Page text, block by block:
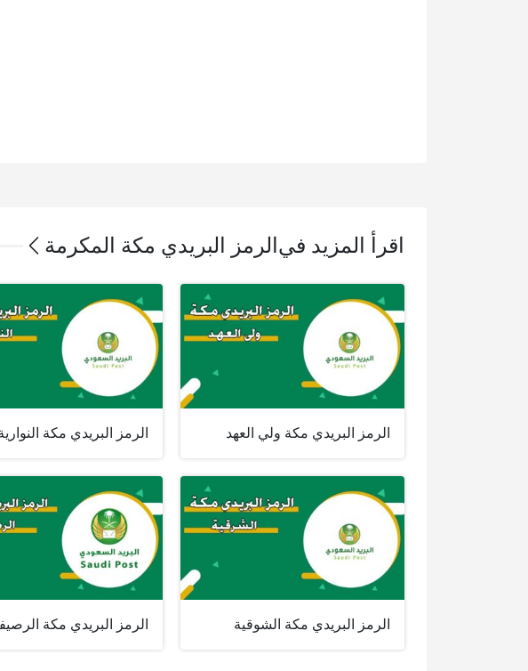
اقرأ المزيد في الرمز البريدي مكة المكرمة
الرمز البريدي مكة ولي العهد الرمز البريدي مكة
الرمز البريدي مكة الشوقية الرمز البريدي مكة